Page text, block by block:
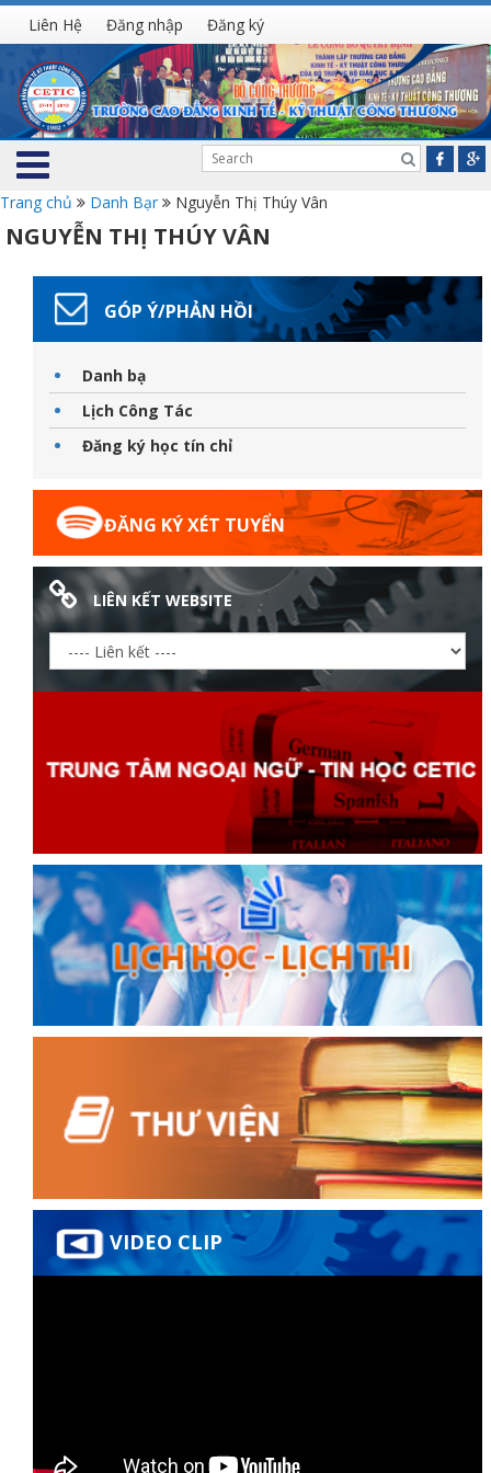
Liên Hệ Đăng nhập Đăng ký
Trang chủ Danh Bạr Nguyễn Thị Thúy Vân
NGUYỄN THỊ THÚY VÂN
GÓP Ý/PHẢN HỒI
Danh bạ
Lịch Công Tác
Đăng ký học tín chỉ
ĐĂNG KÝ XÉT TUYỂN
LIÊN KẾT WEBSITE
VIDEO CLIP